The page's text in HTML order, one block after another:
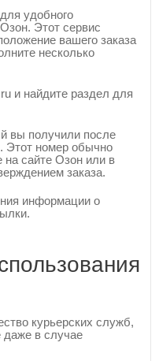
удобного
Этот сервис
вашего заказа
несколько
и найдите раздел для
вы получили после
Этот номер обычно
на сайте Озон или в
заказа.
информации о
курьерских служб,
даже в случае